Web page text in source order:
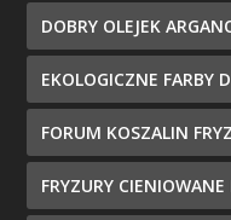
DOBRY OLEJEK
EKOLOGICZNE FARBY
FORUM KOSZALIN
FRYZURY